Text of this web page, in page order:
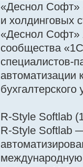
«Деснол Софт»
и холдинговых
«Деснол Софт»
сообщества
специалистов-
автоматизации
R-Style Softlab
R-Style Softlab